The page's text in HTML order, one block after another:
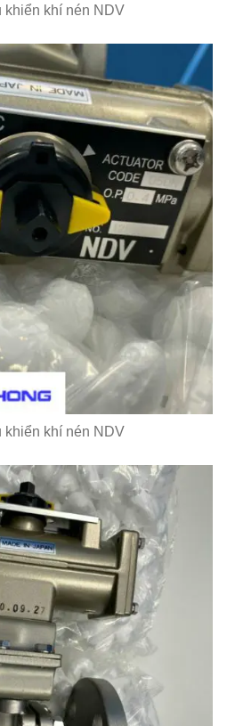
khiển khí nén NDV
khiển khí nén NDV